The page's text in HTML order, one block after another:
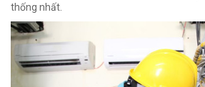
thống nhất.